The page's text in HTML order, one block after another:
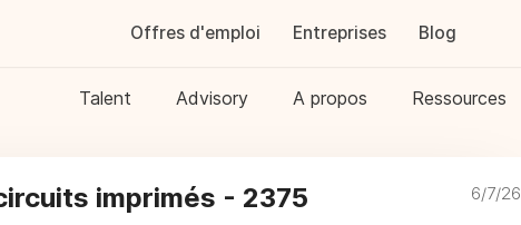
Offres d'emploi Entreprises Blog
Talent Advisory A propos Ressources
imprimés - 2375 6/7/26